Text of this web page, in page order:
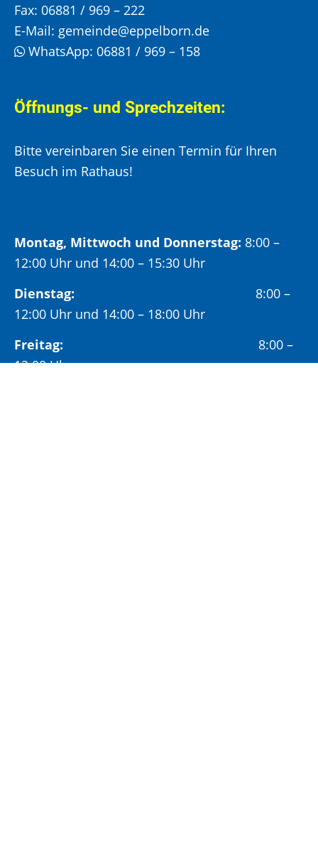
Fax: 06881 / 969 – 222
E-Mail: gemeinde@eppelborn.de
WhatsApp: 06881 / 969 – 158
Öffnungs- und Sprechzeiten:
Bitte vereinbaren Sie einen Termin für Ihren
Besuch im Rathaus!
Montag, Mittwoch und Donnerstag: 8:00 –
12:00 Uhr und 14:00 – 15:30 Uhr
Dienstag: 8:00 –
12:00 Uhr und 14:00 – 18:00 Uhr
Freitag:
8:00 –
12:00 Uhr